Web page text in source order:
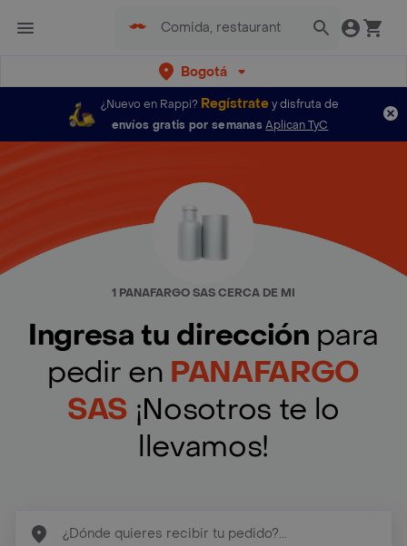
Bogotá
¿Nuevo en Rappi? Regístratey disfruta de
envíos gratis por semanas Aplican TyC
1 PANAFARGO SAS CERCA DE MI
Ingresa tu dirección para
pedir en PANAFARGO
SAS ¡Nosotros te lo
llevamos!